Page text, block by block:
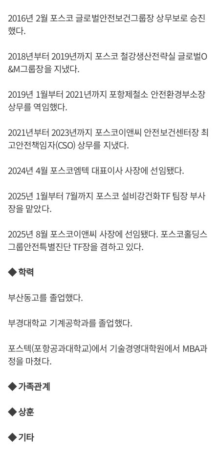
2016년 2월 포스코 글로벌안전보건그룹장 상무보로 승진
했다.
2018년부터 2019년까지 포스코 철강생산전략실 글로벌O
&M그룹장을 지냈다.
2019년 1월부터 2021년까지 포항제철소 안전환경부소장
상무를 역임했다.
2021년부터 2023년까지 포스코이앤씨 안전보건센터장 최
고안전책임자(CSO) 상무를 지냈다.
2024년 4월 포스코엠텍 대표이사 사장에 선임됐다.
2025년 1월부터 7월까지 포스코 설비강건화TF 팀장 부사
장을 맡았다.
2025년 8월 포스코이앤씨 사장에 선임됐다. 포스코홀딩스
그룹안전특별진단 TF장을 겸하고 있다.
◆ 학력
부산동고를 졸업했다.
부경대학교 기계공학과를 졸업했다.
포스텍(포항공과대학교)에서 기술경영대학원에서 MBA과
정을 마쳤다.
◆ 가족관계
◆ 상훈
◆ 기타